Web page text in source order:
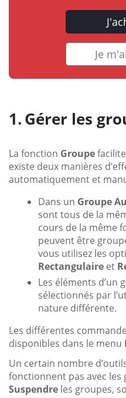
Je
Gérer les
La fonction Groupe
existe deux manières
automatiquement et
Dans un Groupe
sont tous de la
cours de la même
peuvent être
vous utilisez les
Rectangulaire et
Les éléments d’un
sélectionnés par
nature différente.
Les différentes
disponibles dans le menu
Un certain nombre
fonctionnent pas avec
Suspendre les groupes,